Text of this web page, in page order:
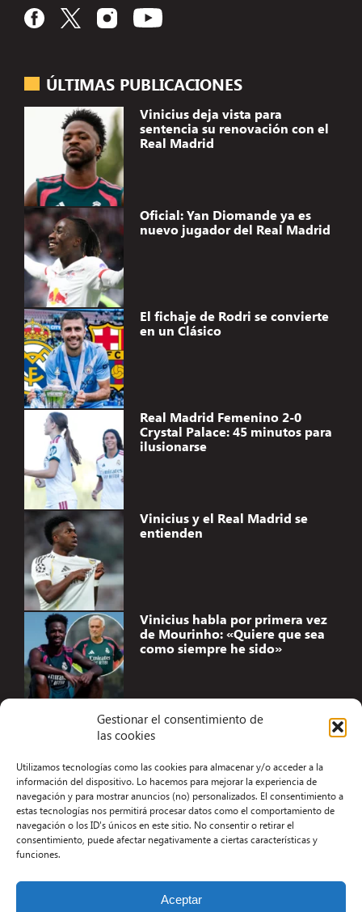
Gestionar el consentimiento de
las cookies
Utilizamos tecnologías como las cookies para almacenar y/o acceder a la
información del dispositivo. Lo hacemos para mejorar la experiencia de
navegación y para mostrar anuncios (no) personalizados. El consentimiento a
estas tecnologías nos permitirá procesar datos como el comportamiento de
navegación o los ID's únicos en este sitio. No consentir o retirar el
consentimiento, puede afectar negativamente a ciertas características y
funciones.
Aceptar
ÚLTIMAS PUBLICACIONES
Vinicius deja vista para
sentencia su renovación con el
Real Madrid
Oficial: Yan Diomande ya es
nuevo jugador del Real Madrid
El fichaje de Rodri se convierte
en un Clásico
Real Madrid Femenino 2-0
Crystal Palace: 45 minutos para
ilusionarse
Vinicius y el Real Madrid se
entienden
Vinicius habla por primera vez
de Mourinho: «Quiere que sea
como siempre he sido»
Aviso Legal
Términos y condiciones
Política de privacidad
Contacto